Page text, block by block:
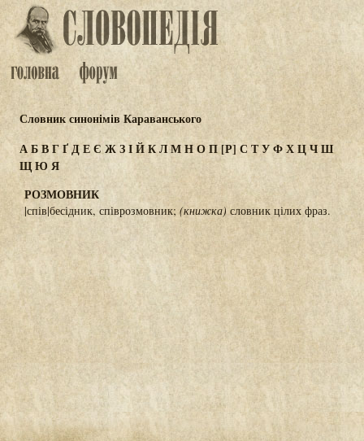
Словник синонімів Караванського
АБВГҐДЕЄ ЖЗІЙКЛМНОП[Р] С ТУФХЦЧШ
ЩЮ Я
РОЗМОВНИК
|спів|бесідник, співрозмовник; (книжка)словник цілих фраз.